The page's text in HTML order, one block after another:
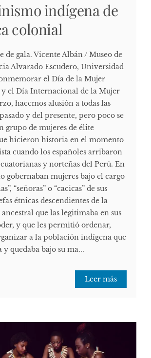
indígena de
colonial
de gala. Vicente Albán / Museo de
Alvarado Escudero, Universidad
el Día de la Mujer
y el Día Internacional de la Mujer
hacemos alusión a todas las
y del presente, pero poco se
grupo de mujeres de élite
hicieron historia en el momento
cuando los españoles arribaron
y norteñas del Perú. En
gobernaban mujeres bajo el cargo
“señoras” o “cacicas” de sus
étnicas descendientes de la
que las legitimaba en sus
y que les permitió ordenar,
a la población indígena que
y quedaba bajo su ma...
Leer más